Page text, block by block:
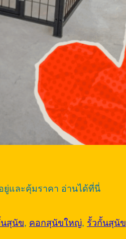
ยู่และคุ้มราคา อ่านได้ที่นี่
สุนัข, คอกสุนัขใหญ่, รั้วกั้นสุนัข